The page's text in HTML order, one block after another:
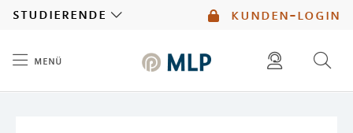
kunden-login
studierende
menü